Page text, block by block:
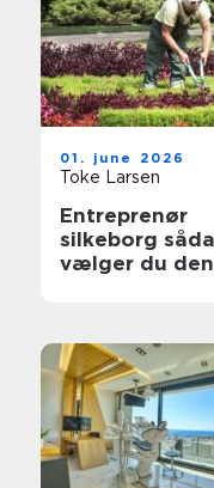
01. june 2026
Toke Larsen
Entreprenør
silkeborg sådan
vælger du den